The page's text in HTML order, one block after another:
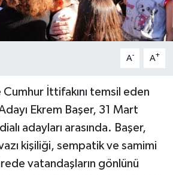
A- A+
İttifakını temsil eden
Ekrem Başer, 31 Mart
adayları arasında. Başer,
kişiliği, sempatik ve samimi
vatandaşların gönlünü